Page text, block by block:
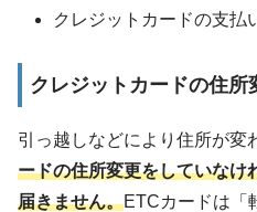
クレジットカードの支払
クレジットカードの住所
引っ越しなどにより住所が変
ードの住所変更をしていなけ
届きません。ETCカードは「